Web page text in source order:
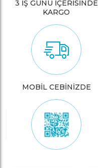
3 İŞ GÜNÜ İÇERİSİNDE
KARGO
MOBİL CEBİNİZDE